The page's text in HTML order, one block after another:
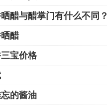
醋与醋掌门有什么不同？
醋
宝价格
的酱油